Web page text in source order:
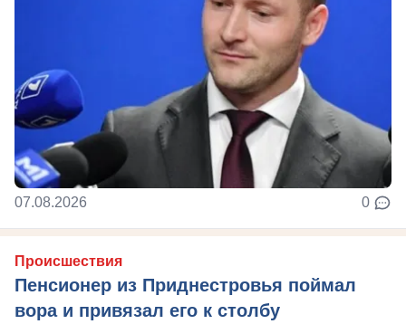
07.08.2026 0
Происшествия
Пенсионер из Приднестровья поймал
вора и привязал его к столбу